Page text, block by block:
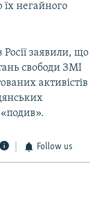
негайного
Росії заявили, що
свободи ЗМІ
активістів
Follow us